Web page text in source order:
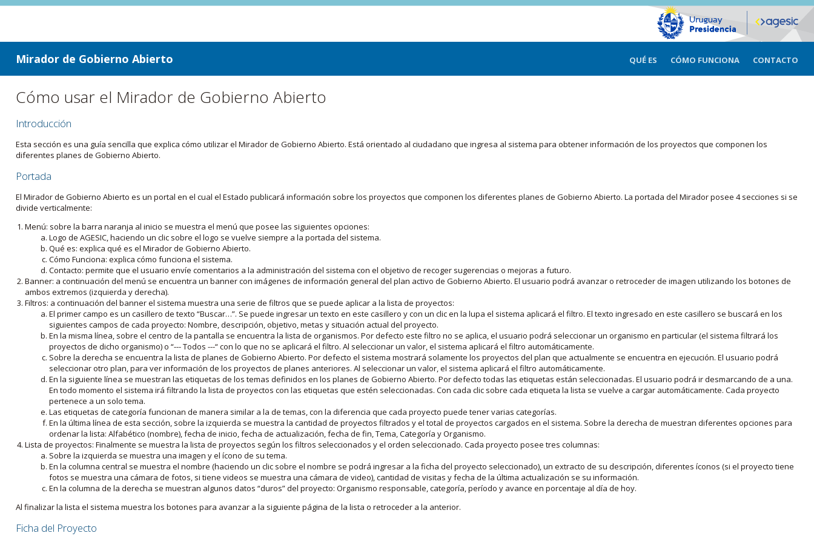
ir a contenido
ir al menú
Mirador de Gobierno Abierto QUÉ ES CÓMO FUNCIONA CONTACTO
Cómo usar el Mirador de Gobierno Abierto
Introducción
Esta sección es una guía sencilla que explica cómo utilizar el Mirador de Gobierno Abierto. Está orientado al ciudadano que ingresa al sistema para obtener información de los proyectos que componen los
diferentes planes de Gobierno Abierto.
Portada
El Mirador de Gobierno Abierto es un portal en el cual el Estado publicará información sobre los proyectos que componen los diferentes planes de Gobierno Abierto. La portada del Mirador posee 4 secciones si se
divide verticalmente:
Menú: sobre la barra naranja al inicio se muestra el menú que posee las siguientes opciones:
Logo de AGESIC, haciendo un clic sobre el logo se vuelve siempre a la portada del sistema.
Qué es: explica qué es el Mirador de Gobierno Abierto.
Cómo Funciona: explica cómo funciona el sistema.
Contacto: permite que el usuario envíe comentarios a la administración del sistema con el objetivo de recoger sugerencias o mejoras a futuro.
Banner: a continuación del menú se encuentra un banner con imágenes de información general del plan activo de Gobierno Abierto. El usuario podrá avanzar o retroceder de imagen utilizando los botones de
ambos extremos (izquierda y derecha).
Filtros: a continuación del banner el sistema muestra una serie de filtros que se puede aplicar a la lista de proyectos:
El primer campo es un casillero de texto “Buscar…”. Se puede ingresar un texto en este casillero y con un clic en la lupa el sistema aplicará el filtro. El texto ingresado en este casillero se buscará en los
siguientes campos de cada proyecto: Nombre, descripción, objetivo, metas y situación actual del proyecto.
En la misma línea, sobre el centro de la pantalla se encuentra la lista de organismos. Por defecto este filtro no se aplica, el usuario podrá seleccionar un organismo en particular (el sistema filtrará los
proyectos de dicho organismo) o “--- Todos ---“ con lo que no se aplicará el filtro. Al seleccionar un valor, el sistema aplicará el filtro automáticamente.
Sobre la derecha se encuentra la lista de planes de Gobierno Abierto. Por defecto el sistema mostrará solamente los proyectos del plan que actualmente se encuentra en ejecución. El usuario podrá
seleccionar otro plan, para ver información de los proyectos de planes anteriores. Al seleccionar un valor, el sistema aplicará el filtro automáticamente.
En la siguiente línea se muestran las etiquetas de los temas definidos en los planes de Gobierno Abierto. Por defecto todas las etiquetas están seleccionadas. El usuario podrá ir desmarcando de a una.
En todo momento el sistema irá filtrando la lista de proyectos con las etiquetas que estén seleccionadas. Con cada clic sobre cada etiqueta la lista se vuelve a cargar automáticamente. Cada proyecto
pertenece a un solo tema.
Las etiquetas de categoría funcionan de manera similar a la de temas, con la diferencia que cada proyecto puede tener varias categorías.
En la última línea de esta sección, sobre la izquierda se muestra la cantidad de proyectos filtrados y el total de proyectos cargados en el sistema. Sobre la derecha de muestran diferentes opciones para
ordenar la lista: Alfabético (nombre), fecha de inicio, fecha de actualización, fecha de fin, Tema, Categoría y Organismo.
Lista de proyectos: Finalmente se muestra la lista de proyectos según los filtros seleccionados y el orden seleccionado. Cada proyecto posee tres columnas:
Sobre la izquierda se muestra una imagen y el ícono de su tema.
En la columna central se muestra el nombre (haciendo un clic sobre el nombre se podrá ingresar a la ficha del proyecto seleccionado), un extracto de su descripción, diferentes íconos (si el proyecto tiene
fotos se muestra una cámara de fotos, si tiene videos se muestra una cámara de video), cantidad de visitas y fecha de la última actualización se su información.
En la columna de la derecha se muestran algunos datos “duros” del proyecto: Organismo responsable, categoría, período y avance en porcentaje al día de hoy.
Al finalizar la lista el sistema muestra los botones para avanzar a la siguiente página de la lista o retroceder a la anterior.
Ficha del Proyecto